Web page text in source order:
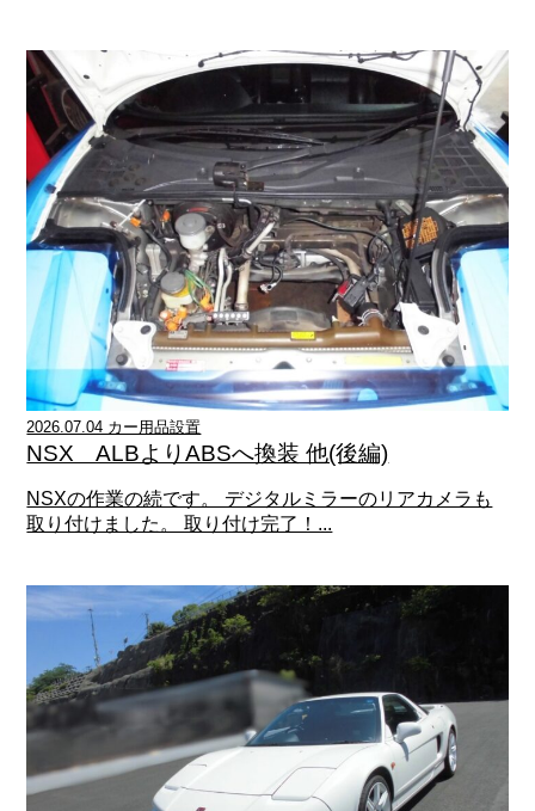
2026.07.04 カー用品設置
NSX ALBよりABSへ換装 他(後編)
NSXの作業の続です。 デジタルミラーのリアカメラも
取り付けました。 取り付け完了！...